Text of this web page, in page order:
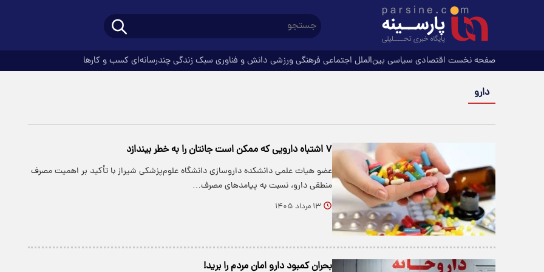
صفحه نخست اقتصادی سیاسی بین‌الملل اجتماعی فرهنگیورزشی دانش و فناوری سبک زندگیچندرسانه‌ای کسب و کارها
دارو
۷ اشتباه دارویی که ممکن است جانتان را به خطر بیندازد
عضو هیات علمی دانشکده داروسازی دانشگاه علوم‌پزشکی شیراز با تأکید بر اهمیت مصرف
منطقی دارو، نسبت به پیامدهای مصرف…
۱۳ مرداد ۱۴۰۵
بحران کمبود دارو امان مردم را برید!